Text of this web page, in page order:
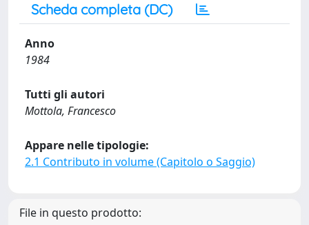
Scheda completa (DC)
Anno
1984
Tutti gli autori
Mottola, Francesco
Appare nelle tipologie:
2.1 Contributo in volume (Capitolo o Saggio)
File in questo prodotto: